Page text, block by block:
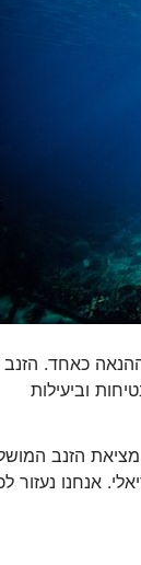
כאחד. הזנב
וביעילות
מציאת הזנב
אנחנו נעזור